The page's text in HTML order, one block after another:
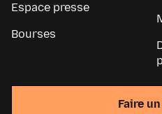
Espace presse
Bourses
Faire